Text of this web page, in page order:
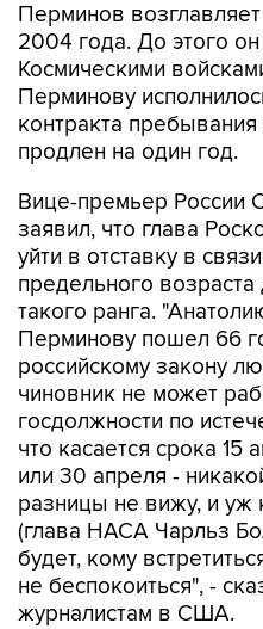
Перминов
2004 года. До этого
Космическими
Перминову
контракта
продлен на один год.
Вице-премьер России
заявил, что глава
уйти в отставку в
предельного
такого ранга.
Перминову пошел 66
российскому закону
чиновник не может
госдолжности по
что касается срока 15
или 30 апреля -
разницы не вижу, и уж
(глава НАСА Чарльз
будет, кому
не беспокоиться", -
журналистам в США.